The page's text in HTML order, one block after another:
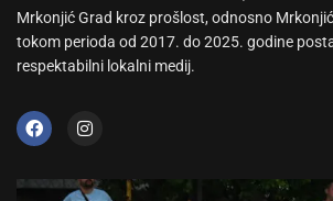
Mrkonjić Grad kroz prošlost, odnosno
tokom perioda od 2017. do 2025. godine
respektabilni lokalni medij.